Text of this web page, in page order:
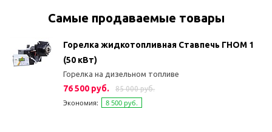
Самые продаваемые товары
Горелка жидкотопливная Ставпечь ГНОМ 1
(50 кВт)
Горелка на дизельном топливе
76 500 руб. 85 000 руб.
Экономия: 8 500 руб.